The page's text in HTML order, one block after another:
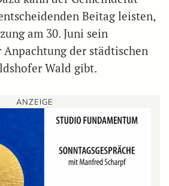
Beitag leisten,
am 30. Juni sein
Anpachtung der städtischen
Wald gibt.
ANZEIGE